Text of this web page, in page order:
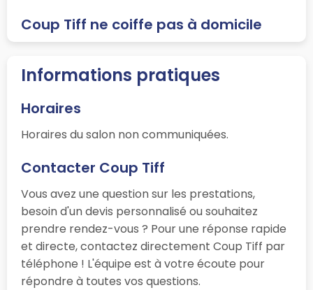
Coup Tiff ne coiffe pas à domicile
Informations pratiques
Horaires
Horaires du salon non communiquées.
Contacter Coup Tiff
Vous avez une question sur les prestations,
besoin d'un devis personnalisé ou souhaitez
prendre rendez-vous ? Pour une réponse rapide
et directe, contactez directement Coup Tiff par
téléphone ! L'équipe est à votre écoute pour
répondre à toutes vos questions.